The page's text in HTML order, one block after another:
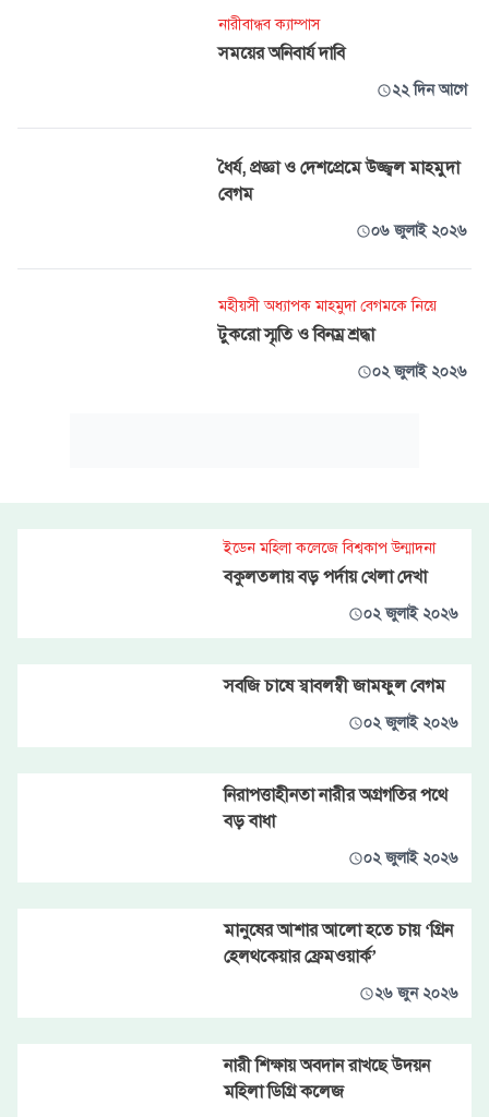
নারীবান্ধব ক্যাম্পাস
সময়ের অনিবার্য দাবি
২২ দিন আগে
ধৈর্য, প্রজ্ঞা ও দেশপ্রেমে উজ্জ্বল মাহমুদা
বেগম
০৬ জুলাই ২০২৬
মহীয়সী অধ্যাপক মাহমুদা বেগমকে নিয়ে
টুকরো স্মৃতি ও বিনম্র শ্রদ্ধা
০২ জুলাই ২০২৬
ইডেন মহিলা কলেজে বিশ্বকাপ উন্মাদনা
বকুলতলায় বড় পর্দায় খেলা দেখা
০২ জুলাই ২০২৬
সবজি চাষে স্বাবলম্বী জামফুল বেগম
০২ জুলাই ২০২৬
নিরাপত্তাহীনতা নারীর অগ্রগতির পথে
বড় বাধা
০২ জুলাই ২০২৬
মানুষের আশার আলো হতে চায় ‘গ্রিন
হেলথকেয়ার ফ্রেমওয়ার্ক’
২৬ জুন ২০২৬
নারী শিক্ষায় অবদান রাখছে উদয়ন
মহিলা ডিগ্রি কলেজ